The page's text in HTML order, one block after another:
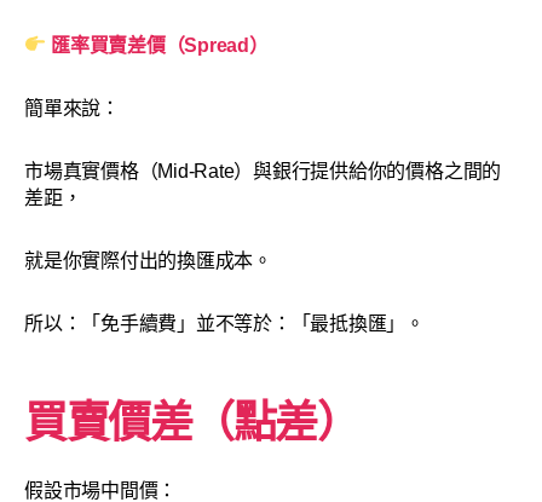
匯率買賣差價（Spread）
簡單來說：
市場真實價格（Mid-Rate）與銀行提供給你的價格之間的
差距，
就是你實際付出的換匯成本。
所以：「免手續費」並不等於：「最抵換匯」。
買賣價差（點差）
假設市場中間價：